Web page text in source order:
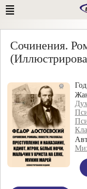
Сочинения.